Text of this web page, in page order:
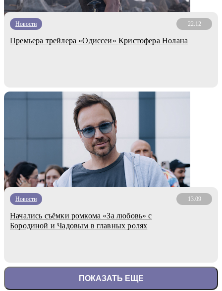
Новости 22.12
Премьера трейлера «Одиссеи» Кристофера Нолана
Новости 13.09
Начались съёмки ромкома «За любовь» с
Бородиной и Чадовым в главных ролях
ПОКАЗАТЬ ЕЩЕ